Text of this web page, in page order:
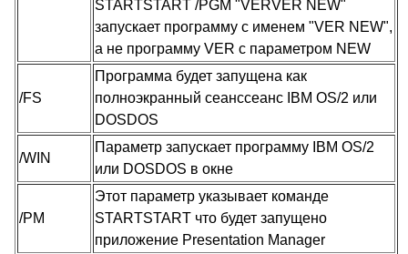
STARTSTART /PGM "VERVER NEW"
запускает программу с именем "VER NEW",
а не программу VER с параметром NEW
/FS
Программа будет запущена как
полноэкранный сеанссеанс IBM OS/2 или
DOSDOS
/WIN
Параметр запускает программу IBM OS/2
или DOSDOS в окне
/PM
Этот параметр указывает команде
STARTSTART что будет запущено
приложение Presentation Manager